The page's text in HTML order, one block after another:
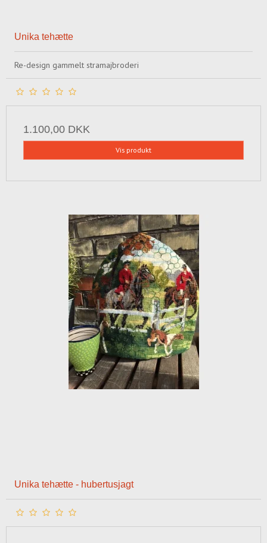
Unika tehætte
Re-design gammelt stramajbroderi
1.100,00 DKK
Vis produkt
Unika tehætte - hubertusjagt